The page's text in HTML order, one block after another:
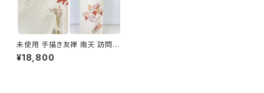
未使用 手描き友禅 南天 訪問着
一つ紋 正絹 白 赤 紫 855
¥18,800